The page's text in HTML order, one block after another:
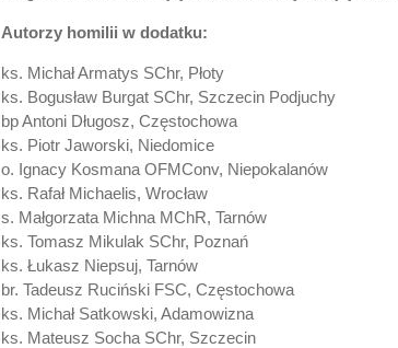
Autorzy homilii w dodatku:
ks. Michał Armatys SChr, Płoty
ks. Bogusław Burgat SChr, Szczecin Podjuchy
bp Antoni Długosz, Częstochowa
ks. Piotr Jaworski, Niedomice
o. Ignacy Kosmana OFMConv, Niepokalanów
ks. Rafał Michaelis, Wrocław
s. Małgorzata Michna MChR, Tarnów
ks. Tomasz Mikulak SChr, Poznań
ks. Łukasz Niepsuj, Tarnów
br. Tadeusz Ruciński FSC, Częstochowa
ks. Michał Satkowski, Adamowizna
ks. Mateusz Socha SChr, Szczecin